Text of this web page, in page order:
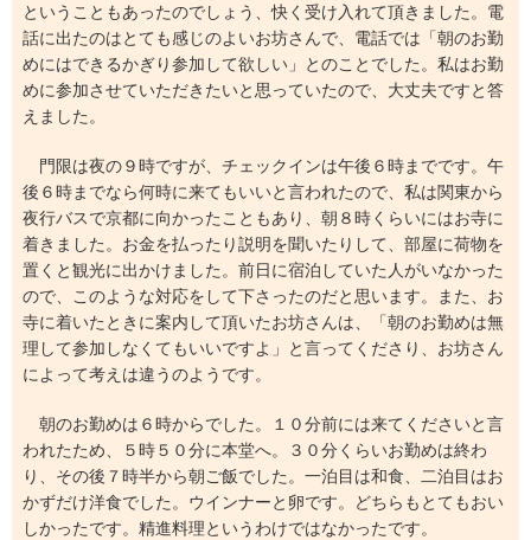
ということもあったのでしょう、快く受け入れて頂きました。電
話に出たのはとても感じのよいお坊さんで、電話では「朝のお勤
めにはできるかぎり参加して欲しい」とのことでした。私はお勤
めに参加させていただきたいと思っていたので、大丈夫ですと答
えました。
門限は夜の９時ですが、チェックインは午後６時までです。午
後６時までなら何時に来てもいいと言われたので、私は関東から
夜行バスで京都に向かったこともあり、朝８時くらいにはお寺に
着きました。お金を払ったり説明を聞いたりして、部屋に荷物を
置くと観光に出かけました。前日に宿泊していた人がいなかった
ので、このような対応をして下さったのだと思います。また、お
寺に着いたときに案内して頂いたお坊さんは、「朝のお勤めは無
理して参加しなくてもいいですよ」と言ってくださり、お坊さん
によって考えは違うのようです。
朝のお勤めは６時からでした。１０分前には来てくださいと言
われたため、５時５０分に本堂へ。３０分くらいお勤めは終わ
り、その後７時半から朝ご飯でした。一泊目は和食、二泊目はお
かずだけ洋食でした。ウインナーと卵です。どちらもとてもおい
しかったです。精進料理というわけではなかったです。